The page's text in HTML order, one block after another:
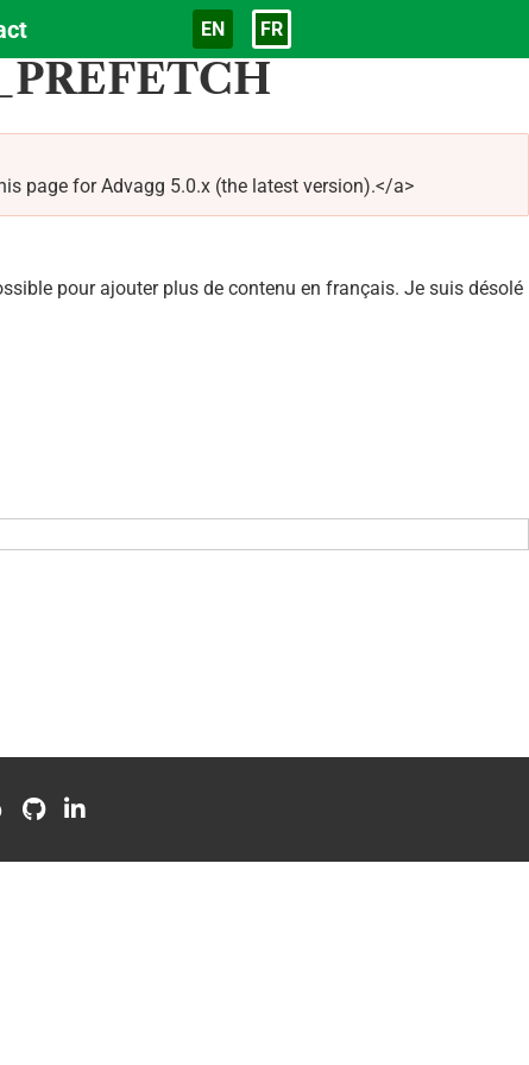
Langue
EN FR
page for Advagg 5.0.x (the latest version).</a>
pour ajouter plus de contenu en français. Je suis désolé